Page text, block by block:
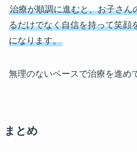
治療が順調に進むと、お子さん
るだけでなく自信を持って笑顔
になります。
無理のないペースで治療を進め
まとめ